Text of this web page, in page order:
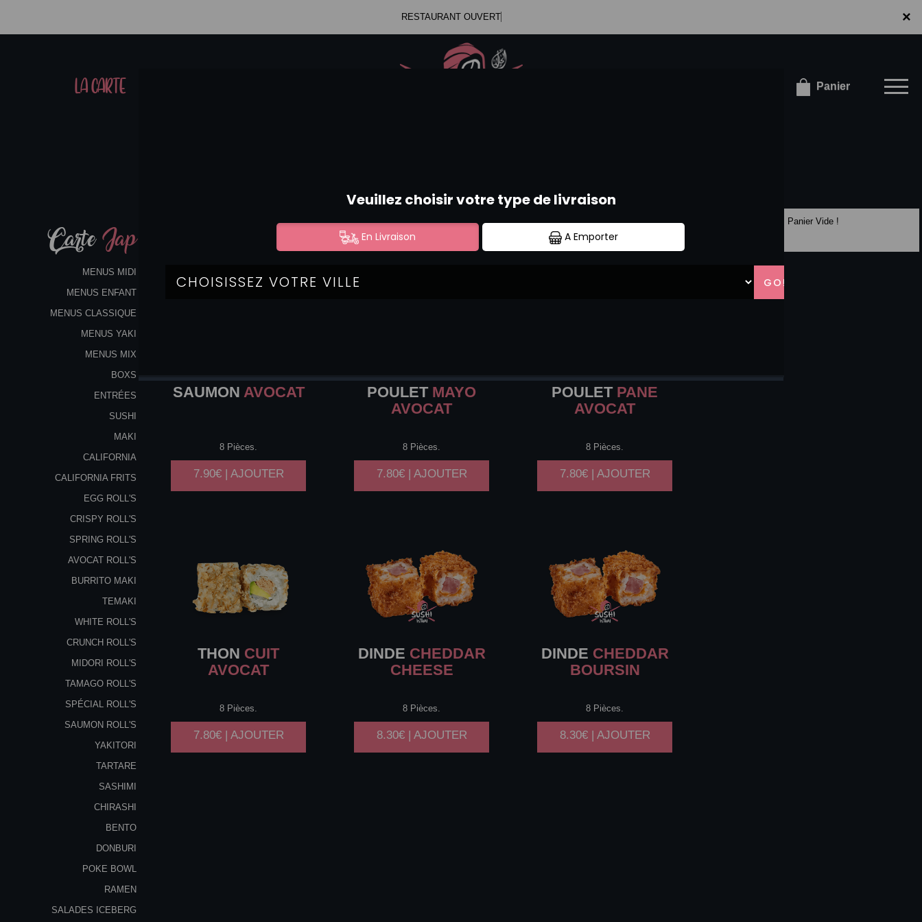
×
RESTAURANT OUVERT
LA CARTE Panier
×
CarteJap
MENUS MIDI
MENUS ENFANT
MENUS CLASSIQUE
MENUS YAKI
MENUS MIX
BOXS
ENTRÉES
SUSHI
MAKI
CALIFORNIA
CALIFORNIA FRITS
EGG ROLL'S
CRISPY ROLL'S
SPRING ROLL'S
AVOCAT ROLL'S
BURRITO MAKI
TEMAKI
WHITE ROLL'S
CRUNCH ROLL'S
MIDORI ROLL'S
TAMAGO ROLL'S
SPÉCIAL ROLL'S
SAUMON ROLL'S
YAKITORI
TARTARE
SASHIMI
CHIRASHI
BENTO
DONBURI
POKE BOWL
RAMEN
SALADES ICEBERG
CALIFORNIA FRITS
SAUMON AVOCAT
8 Pièces.
7.90€ | AJOUTER
POULETMAYO
AVOCAT
8 Pièces.
7.80€ | AJOUTER
POULETPANE
AVOCAT
8 Pièces.
7.80€ | AJOUTER
THON CUIT
AVOCAT
8 Pièces.
7.80€ | AJOUTER
DINDE CHEDDAR
CHEESE
8 Pièces.
8.30€ | AJOUTER
DINDE CHEDDAR
BOURSIN
8 Pièces.
8.30€ | AJOUTER
Panier Vide !